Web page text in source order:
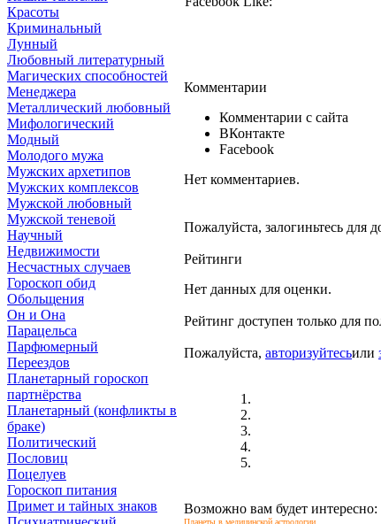
Красоты
Криминальный
Лунный
Любовный литературный
Магических способностей
Менеджера
Металлический любовный
Мифологический
Модный
Молодого мужа
Мужских архетипов
Мужских комплексов
Мужской любовный
Мужской теневой
Научный
Недвижимости
Несчастных случаев
Гороскоп обид
Обольщения
Он и Она
Парацельса
Парфюмерный
Переездов
Планетарный гороскоп
партнёрства
Планетарный (конфликты в
браке)
Политический
Пословиц
Поцелуев
Гороскоп питания
Примет и тайных знаков
Комментарии
Комментарии с сайта
ВКонтакте
Facebook
Нет комментариев.
Пожалуйста, залогиньтесь для
Рейтинги
Нет данных для оценки.
Рейтинг доступен только для
Пожалуйста, авторизуйтесьили
Возможно вам будет интересно:
Планеты в медицинской астрологии